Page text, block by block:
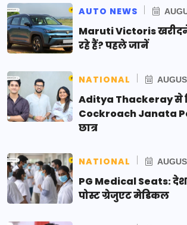
AUTO NEWS
Maruti Victoris
रहे हैं? पहले जानें
NATIONAL
Aditya Thackeray से
Cockroach Janata
छात्र
NATIONAL
PG Medical Seats:
पोस्ट ग्रेजुएट मेडिकल